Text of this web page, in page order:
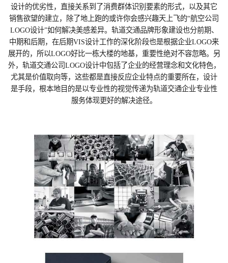
设计的优劣性，直接关系到了消费群体识别要素的形式，以及其它
销售欲望的建立，除了地上跑的或许你会感兴趣天上飞的“航空公司
LOGO设计”如何解决美感差异。轨道交通品牌形象建设也分前期、
中期和后期，在后期VIS设计工作的深化阶段也是根据企业LOGO来
展开的，所以LOGO好比一栋大楼的地基，重要性绝对不容忽略。另
外，轨道交通公司LOGO设计中包括了企业的经营理念和文化特色，
尤其是价值取向等，这些都是直接反应企业特点的重要所在，设计
是手段，根本地目的是以专业性的视觉传递为轨道交通企业专业性
服务体现更好的解决途径。